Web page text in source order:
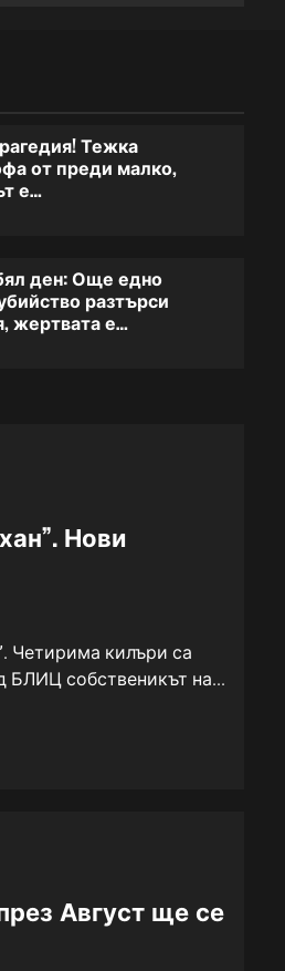
Откриха
на известен
трагедия! Тежка
от преди малко,
е…
16 минути дойде
за инвалидните
Тежка
от преди малко,
е…
ден: Още едно
разтърси
жертвата е…
Нови
Четирима килъри са
БЛИЦ собственикът на...
Август ще се